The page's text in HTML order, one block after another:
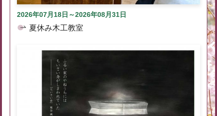
2026年07月18日～2026年08月31日
夏休み木工教室